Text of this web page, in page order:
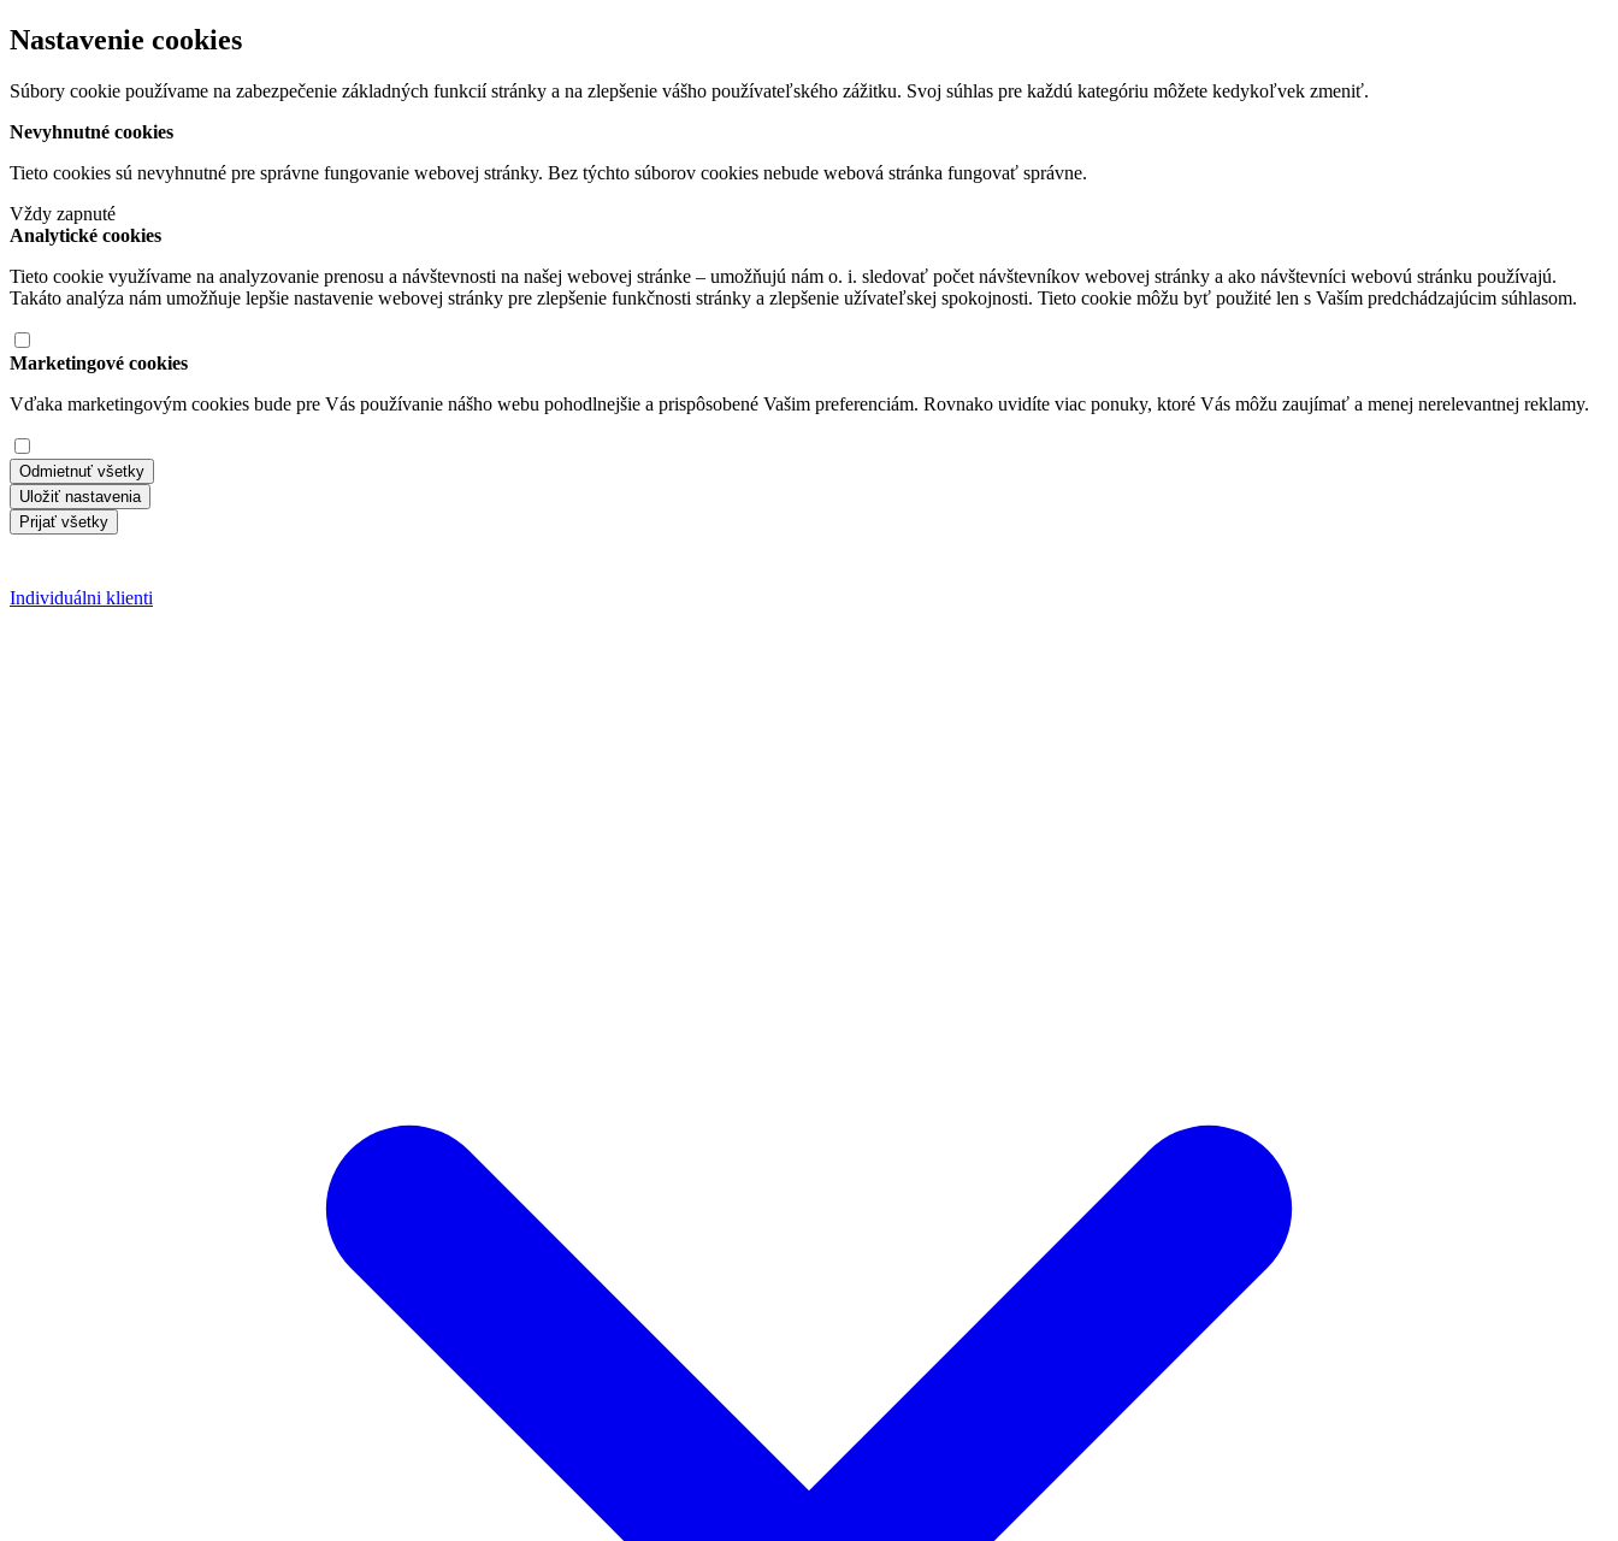
Nastavenie cookies
Súbory cookie používame na zabezpečenie základných funkcií stránky a na zlepšenie vášho používateľského zážitku. Svoj súhlas pre každú kategóriu môžete kedykoľvek zmeniť.
Nevyhnutné cookies
Tieto cookies sú nevyhnutné pre správne fungovanie webovej stránky. Bez týchto súborov cookies nebude webová stránka fungovať správne.
Vždy zapnuté
Analytické cookies
Tieto cookie využívame na analyzovanie prenosu a návštevnosti na našej webovej stránke – umožňujú nám o. i. sledovať počet návštevníkov webovej stránky a ako návštevníci webovú stránku používajú.
Takáto analýza nám umožňuje lepšie nastavenie webovej stránky pre zlepšenie funkčnosti stránky a zlepšenie užívateľskej spokojnosti. Tieto cookie môžu byť použité len s Vaším predchádzajúcim súhlasom.
Marketingové cookies
Vďaka marketingovým cookies bude pre Vás používanie nášho webu pohodlnejšie a prispôsobené Vašim preferenciám. Rovnako uvidíte viac ponuky, ktoré Vás môžu zaujímať a menej nerelevantnej reklamy.
Odmietnuť všetky
Uložiť nastavenia
Prijať všetky
Individuálni klienti